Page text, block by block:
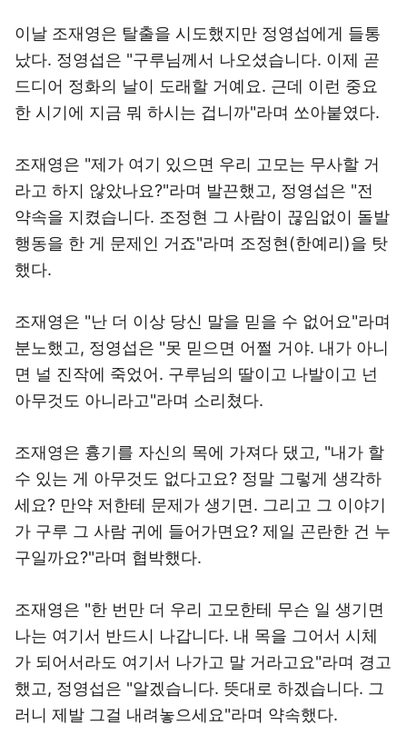
이날 조재영은 탈출을 시도했지만 정영섭에게 들통
났다. 정영섭은 "구루님께서 나오셨습니다. 이제 곧
드디어 정화의 날이 도래할 거예요. 근데 이런 중요
한 시기에 지금 뭐 하시는 겁니까"라며 쏘아붙였다.
조재영은 "제가 여기 있으면 우리 고모는 무사할 거
라고 하지 않았나요?"라며 발끈했고, 정영섭은 "전
약속을 지켰습니다. 조정현 그 사람이 끊임없이 돌발
행동을 한 게 문제인 거죠"라며 조정현(한예리)을 탓
했다.
조재영은 "난 더 이상 당신 말을 믿을 수 없어요"라며
분노했고, 정영섭은 "못 믿으면 어쩔 거야. 내가 아니
면 널 진작에 죽었어. 구루님의 딸이고 나발이고 넌
아무것도 아니라고"라며 소리쳤다.
조재영은 흉기를 자신의 목에 가져다 댔고, "내가 할
수 있는 게 아무것도 없다고요? 정말 그렇게 생각하
세요? 만약 저한테 문제가 생기면. 그리고 그 이야기
가 구루 그 사람 귀에 들어가면요? 제일 곤란한 건 누
구일까요?"라며 협박했다.
조재영은 "한 번만 더 우리 고모한테 무슨 일 생기면
나는 여기서 반드시 나갑니다. 내 목을 그어서 시체
가 되어서라도 여기서 나가고 말 거라고요"라며 경고
했고, 정영섭은 "알겠습니다. 뜻대로 하겠습니다. 그
러니 제발 그걸 내려놓으세요"라며 약속했다.